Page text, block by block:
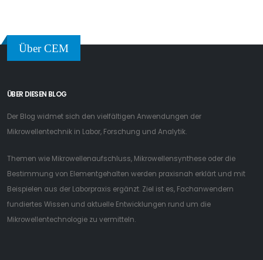
Über CEM
ÜBER DIESEN BLOG
Der Blog widmet sich den vielfältigen Anwendungen der
Mikrowellentechnik in Labor, Forschung und Analytik.
Themen wie Mikrowellenaufschluss, Mikrowellensynthese oder die
Bestimmung von Elementgehalten werden praxisnah erklärt und mit
Beispielen aus der Laborpraxis ergänzt. Ziel ist es, Fachanwendern
fundiertes Wissen und aktuelle Entwicklungen rund um die
Mikrowellentechnologie zu vermitteln.